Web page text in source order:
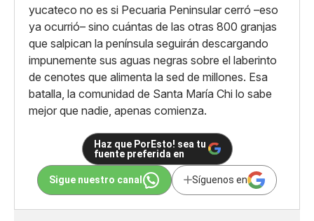
yucateco no es si Pecuaria Peninsular cerró –eso
ya ocurrió– sino cuántas de las otras 800 granjas
que salpican la península seguirán descargando
impunemente sus aguas negras sobre el laberinto
de cenotes que alimenta la sed de millones. Esa
batalla, la comunidad de Santa María Chi lo sabe
mejor que nadie, apenas comienza.
Haz que PorEsto! sea tu
fuente preferida en
Sigue nuestro canal Síguenos en